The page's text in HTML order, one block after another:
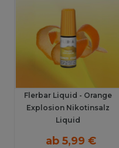
Flerbar Liquid - Orange
Explosion Nikotinsalz
Liquid
ab 5,99 €